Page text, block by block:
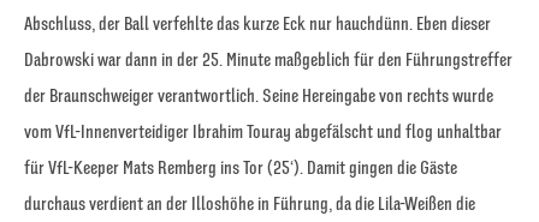
Abschluss, der Ball verfehlte das kurze Eck nur hauchdünn. Eben dieser
Dabrowski war dann in der 25. Minute maßgeblich für den Führungstreffer
der Braunschweiger verantwortlich. Seine Hereingabe von rechts wurde
vom VfL-Innenverteidiger Ibrahim Touray abgefälscht und flog unhaltbar
für VfL-Keeper Mats Remberg ins Tor (25‘). Damit gingen die Gäste
durchaus verdient an der Illoshöhe in Führung, da die Lila-Weißen die